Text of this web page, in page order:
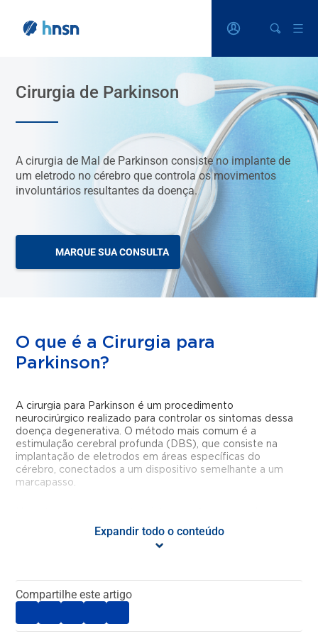
Cirurgia de Parkinson
A cirurgia de Mal de Parkinson consiste no implante de
um eletrodo no cérebro que controla os movimentos
involuntários resultantes da doença.
MARQUE SUA CONSULTA
O que é a Cirurgia para
Parkinson?
A cirurgia para Parkinson é um procedimento
neurocirúrgico realizado para controlar os sintomas dessa
doença degenerativa. O método mais comum é a
estimulação cerebral profunda (DBS), que consiste na
implantação de eletrodos em áreas específicas do
cérebro, conectados a um dispositivo semelhante a um
marcapasso.
indicadas conforme o quadro clínico do paciente, como a
palidotomia e a talamotomia, que envolvem a realização
de lesões controladas em determinadas regiões do
Em geral, o tratamento cirúrgico para a doença de
Parkinson é recomendado quando os medicamentos não
Expandir todo o conteúdo
Compartilhe este artigo